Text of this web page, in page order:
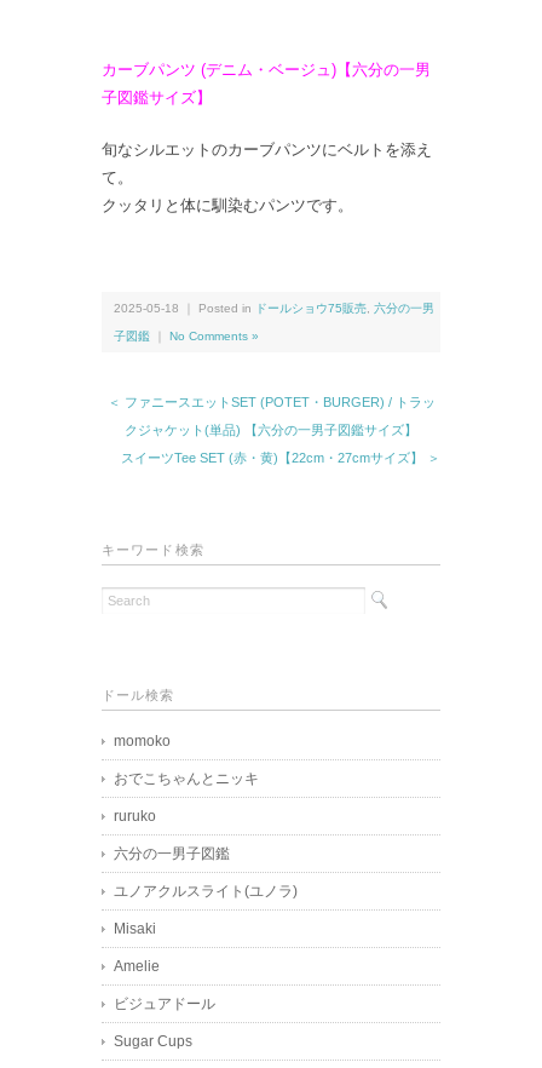
カーブパンツ (デニム・ベージュ)【六分の一男
子図鑑サイズ】
旬なシルエットのカーブパンツにベルトを添え
て。
クッタリと体に馴染むパンツです。
2025-05-18 ｜ Posted in ドールショウ75販売 六分の一男
子図鑑 No Comments »
＜ ファニースエットSET (POTET・BURGER) / トラッ
クジャケット(単品) 【六分の一男子図鑑サイズ】
スイーツTee SET (赤・黄)【22cm・27cmサイズ】 ＞
キーワード検索
ドール検索
momoko
おでこちゃんとニッキ
ruruko
六分の一男子図鑑
ユノアクルスライト(ユノラ)
Misaki
Amelie
ビジュアドール
Sugar Cups